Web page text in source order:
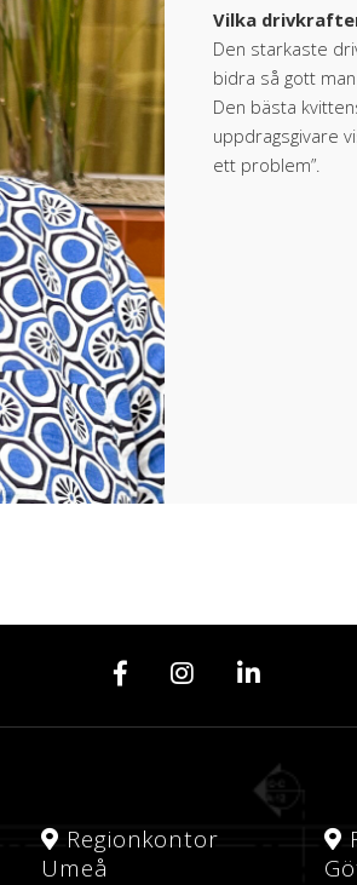
Vilka
Den starkaste
bidra så gott
Den bästa
uppdragsgivare
ett problem”.
Regionkontor
Umeå